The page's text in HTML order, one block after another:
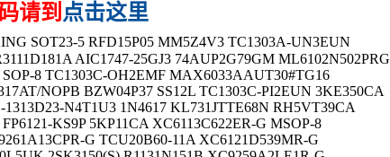
请到 点击这里
SOT23-5 RFD15P05 MM5Z4V3 TC1303A-UN3EUN
AIC1747-25GJ3 74AUP2G79GM ML6102N502PRG
8 TC1303C-OH2EMF MAX6033AAUT30#TG16
NOPB BZW04P37 SS12L TC1303C-PI2EUN 3KE350CA
N4T1U3 1N4617 KL731JTTE68N RH5VT39CA
KS9P 5KP11CA XC6113C622ER-G MSOP-8
G TCU20B60-11A XC6121D539MR-G